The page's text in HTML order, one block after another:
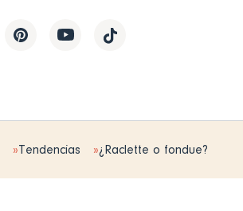
Tendencias ¿Raclette o fondue?